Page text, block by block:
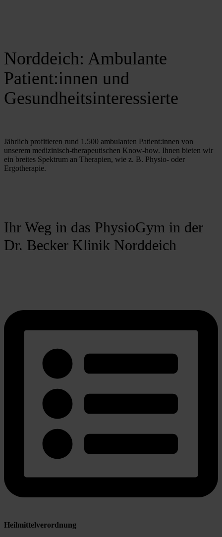
Norddeich: Ambulante
Patient:innen und
Gesundheitsinteressierte
Jährlich profitieren rund 1.500 ambulanten Patient:innen von
unserem medizinisch-therapeutischen Know-how. Ihnen bieten wir
ein breites Spektrum an Therapien, wie z. B. Physio- oder
Ergotherapie.
Ihr Weg in das PhysioGym in der
Dr. Becker Klinik Norddeich
Heilmittelverordnung